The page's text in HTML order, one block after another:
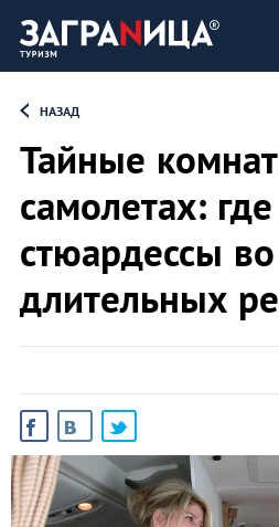
НАЗАД
Тайные
самолетах:
стюардессы
длительных